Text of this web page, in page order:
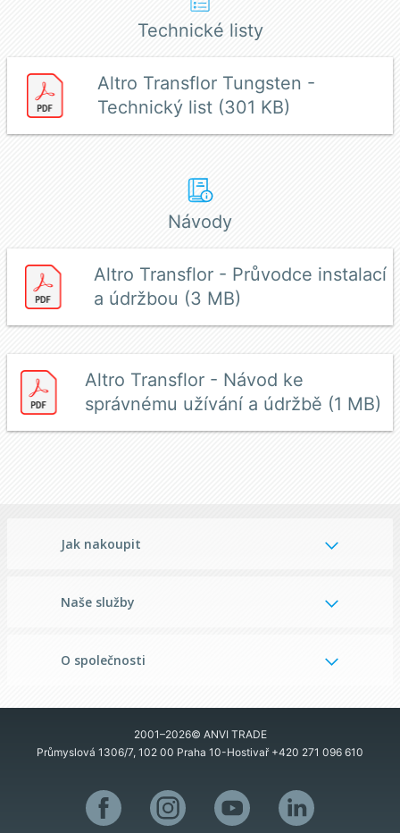
Technické listy
Altro Transflor Tungsten -
Technický list (301 KB)
Návody
Altro Transflor - Průvodce instalací
a údržbou (3 MB)
Altro Transflor - Návod ke
správnému užívání a údržbě (1 MB)
Jak nakoupit
Naše služby
O společnosti
2001–2026© ANVI TRADE
Průmyslová 1306/7, 102 00 Praha 10-Hostivař +420 271 096 610